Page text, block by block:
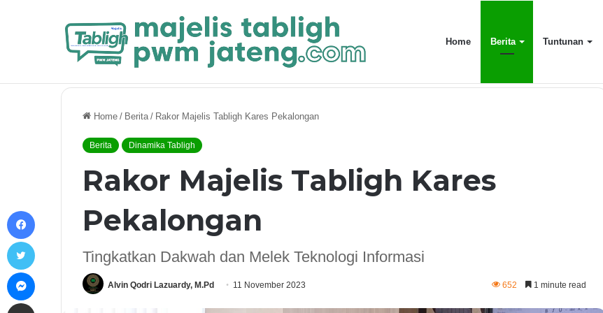
Home Berita Tuntunan
Breaking News
Nasab Nabi Muhammad ﷺ dan Keluarga Terdekat
Home / Berita / Rakor Majelis Tabligh Kares Pekalongan
Berita Dinamika Tabligh
Rakor Majelis Tabligh Kares
Pekalongan
Tingkatkan Dakwah dan Melek Teknologi Informasi
Alvin Qodri Lazuardy, M.Pd 11 November 2023 652 1 minute read